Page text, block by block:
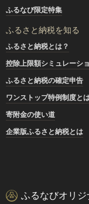
ふるなび限定特集
ふるさと納税を知る
ふるさと納税とは？
控除上限額シミュレーシ
ふるさと納税の確定申告
ワンストップ特例制度と
寄附金の使い道
企業版ふるさと納税とは
ふるなびオリ